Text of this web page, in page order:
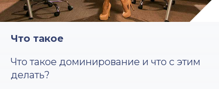
Что такое
Что такое доминирование и что с этим
делать?